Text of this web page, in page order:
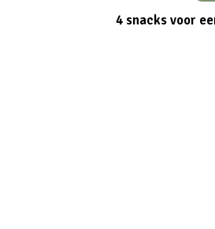
4 snacks voor